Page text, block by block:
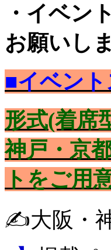
・イベン
お願いし
■イベン
形式(着席
神戸・京
トをご用
✍️大阪・神